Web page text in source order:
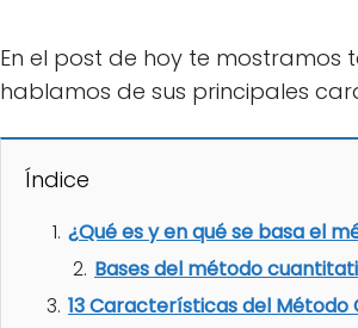
En el post de hoy te
hablamos de sus principales
Índice
¿Qué es y en qué se basa el
Bases del método
13 Características del Método